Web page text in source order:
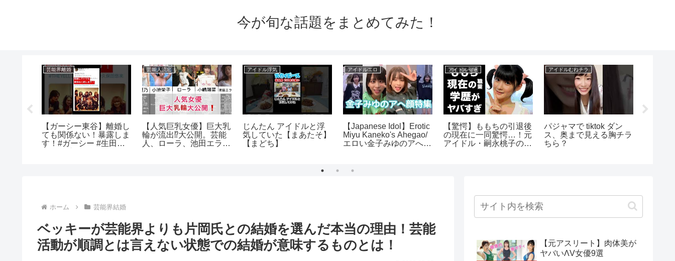
今が旬な話題をまとめてみた！
芸能界離婚
【ガーシー東谷】離婚し
ても関係ない！暴露しま
す！#ガーシー #生田斗
芸能人流出
【人気巨乳女優】巨大乳
輪が流出⁉️大公開。芸能
人、ローラ、池田エライ
アイドル浮気
じんたん アイドルと浮
気していた【まあたそ】
【まどち】
アイドルエロ
【Japanese Idol】Erotic
Miyu Kaneko's Ahegao/
エロい金子みゆのアへ顔
アイドル引退
【驚愕】ももちの引退後
の現在に一同驚愕…！元
アイドル・嗣永桃子のま
アイドルむねチラ
パジャマで tiktok ダン
ス、奥まで見える胸チラ
ちら？
ホーム 芸能界結婚
ベッキーが芸能界よりも片岡氏との結婚を選んだ本当の理由！芸能
活動が順調とは言えない状態での結婚が意味するものとは！
【元アスリート】肉体美が
ヤバいΛV女優9選